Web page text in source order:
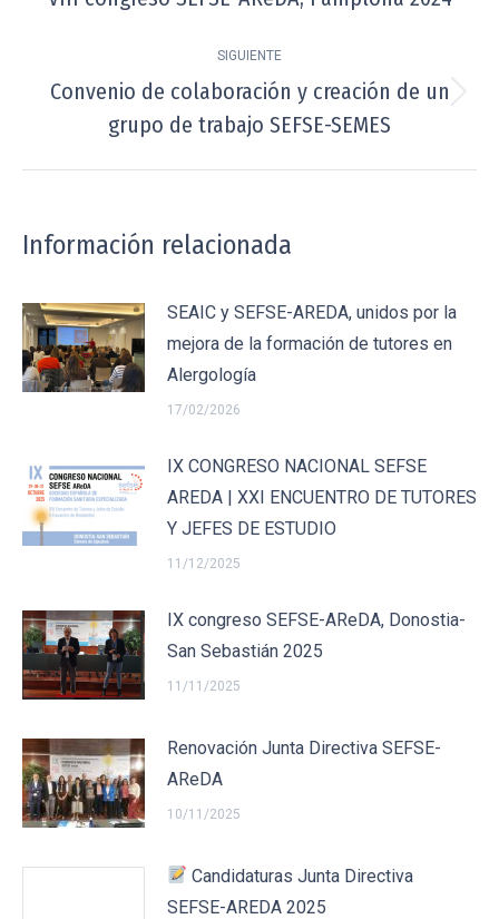
SIGUIENTE
Publicación
siguiente:
Convenio de colaboración y creación de un
grupo de trabajo SEFSE-SEMES
Información relacionada
SEAIC y SEFSE-AREDA, unidos por la
mejora de la formación de tutores en
Alergología
17/02/2026
IX CONGRESO NACIONAL SEFSE
AREDA | XXI ENCUENTRO DE TUTORES
Y JEFES DE ESTUDIO
11/12/2025
IX congreso SEFSE-AReDA, Donostia-
San Sebastián 2025
11/11/2025
Renovación Junta Directiva SEFSE-
AReDA
10/11/2025
Candidaturas Junta Directiva
SEFSE-AREDA 2025